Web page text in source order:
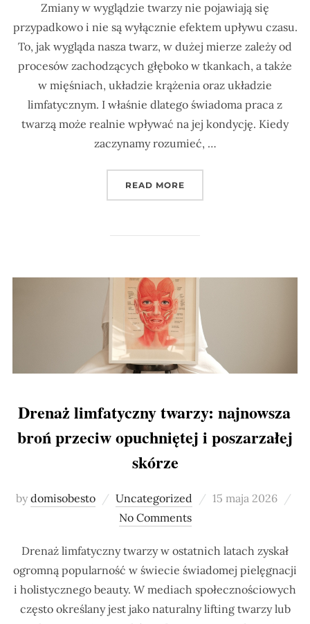
Zmiany w wyglądzie twarzy nie pojawiają się
przypadkowo i nie są wyłącznie efektem upływu czasu.
To, jak wygląda nasza twarz, w dużej mierze zależy od
procesów zachodzących głęboko w tkankach, a także
w mięśniach, układzie krążenia oraz układzie
limfatycznym. I właśnie dlatego świadoma praca z
twarzą może realnie wpływać na jej kondycję. Kiedy
zaczynamy rozumieć, …
READ MORE
Drenaż limfatyczny twarzy: najnowsza
broń przeciw opuchniętej i poszarzałej
skórze
bydomisobesto Uncategorized
Posted
15 maja 2026
No Comments
Drenaż limfatyczny twarzy w ostatnich latach zyskał
ogromną popularność w świecie świadomej pielęgnacji
i holistycznego beauty. W mediach społecznościowych
często określany jest jako naturalny lifting twarzy lub